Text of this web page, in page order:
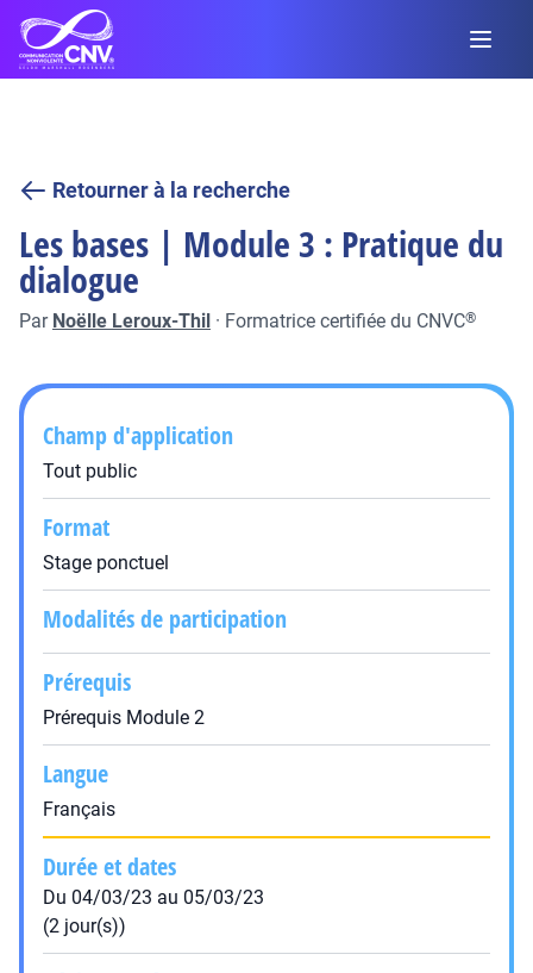
Retourner à la recherche
Les bases | Module 3 : Pratique du
dialogue
Par Noëlle Leroux-Thil · Formatrice certifiée du CNVC®
Champ d'application
Tout public
Format
Stage ponctuel
Modalités de participation
Prérequis
Prérequis Module 2
Langue
Français
Durée et dates
Du 04/03/23 au 05/03/23
(2 jour(s))